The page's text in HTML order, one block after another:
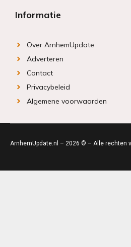
Informatie
Over ArnhemUpdate
Adverteren
Contact
Privacybeleid
Algemene voorwaarden
ArnhemUpdate.nl – 2026 © – Alle rechten